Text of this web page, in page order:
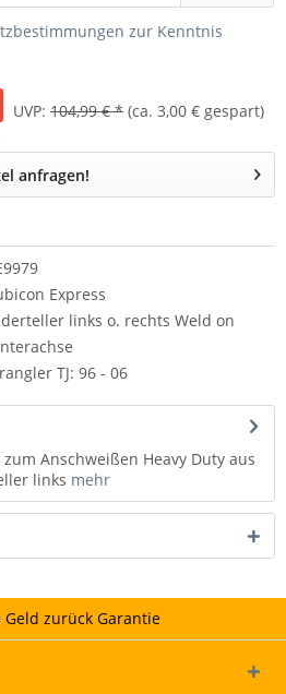
zur Kenntnis
UVP: 104,99 € * (ca. 3,00 € gespart)
anfragen!
Express
links o. rechts Weld on
TJ: 96 - 06
Anschweißen Heavy Duty aus
links mehr